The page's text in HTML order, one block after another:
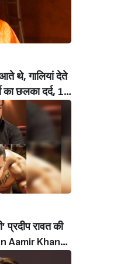
थे, गालियां देते
का छलका दर्द, 1
करनी पड़ी थी
आत्मा बेच दी
Recalls Doing
Loan)
प्रदीप रावत की
Aamir Khan
Of Pradeep